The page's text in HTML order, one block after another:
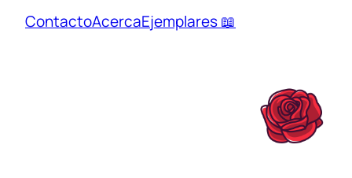
ContactoAcercaEjemplares 📖